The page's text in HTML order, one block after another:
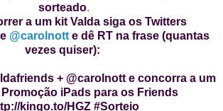
sorteado.
a um kit Valda siga os Twitters
@carolnotte dê RT na frase (quantas
vezes quiser):
+ @carolnott e concorra a um
Promoção iPads para os Friends
kingo.to/HGZ #Sorteio